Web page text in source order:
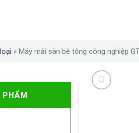
» Máy mài sàn bê tông công nghiệp
PHẨM